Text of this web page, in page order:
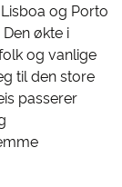
og Porto
økte i
og vanlige
til den store
passerer